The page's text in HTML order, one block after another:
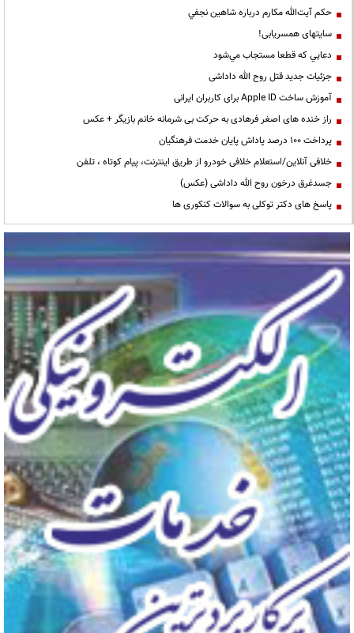
حكم آيت‌الله مكارم درباره شاهين نجفي
سایتهای همسریابی!
دعايي كه قطعا مستجاب مي‌شود
جزئیات جدید قتل روح الله داداشی
آموزش ساخت Apple ID برای کاربران ایرانی
راز خنده های اصغر فرهادی به حرکت بی شرمانه خانم بازیگر + عکس
پرداخت ۱۰۰ درصد پاداش پایان خدمت فرهنگیان
خلافی آنلاین/استعلام خلافی خودرو از طریق اینترنت، پیام کوتاه ، تلفن
جسدغرق درخون روح الله داداشی (عکس)
پاسخ های دکتر توکلی به سوالات کنکوری ها